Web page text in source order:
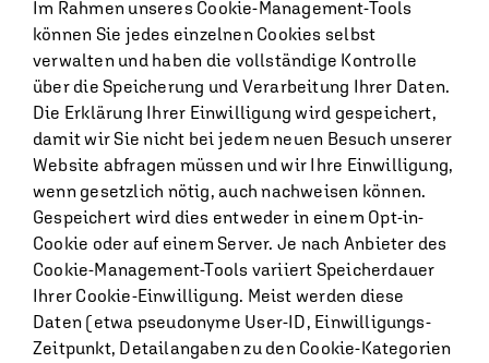
Im Rahmen unseres Cookie-Management-Tools
können Sie jedes einzelnen Cookies selbst
verwalten und haben die vollständige Kontrolle
über die Speicherung und Verarbeitung Ihrer Daten.
Die Erklärung Ihrer Einwilligung wird gespeichert,
damit wir Sie nicht bei jedem neuen Besuch unserer
Website abfragen müssen und wir Ihre Einwilligung,
wenn gesetzlich nötig, auch nachweisen können.
Gespeichert wird dies entweder in einem Opt-in-
Cookie oder auf einem Server. Je nach Anbieter des
Cookie-Management-Tools variiert Speicherdauer
Ihrer Cookie-Einwilligung. Meist werden diese
Daten (etwa pseudonyme User-ID, Einwilligungs-
Zeitpunkt, Detailangaben zu den Cookie-Kategorien